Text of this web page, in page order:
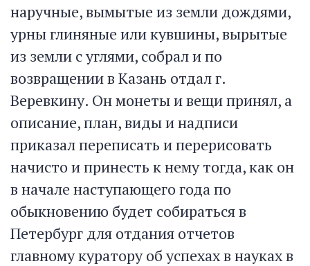
наручные, вымытые из земли дождями,
урны глиняные или кувшины, вырытые
из земли с углями, собрал и по
возвращении в Казань отдал г.
Веревкину. Он монеты и вещи принял, а
описание, план, виды и надписи
приказал переписать и перерисовать
начисто и принесть к нему тогда, как он
в начале наступающего года по
обыкновению будет собираться в
Петербург для отдания отчетов
главному куратору об успехах в науках в